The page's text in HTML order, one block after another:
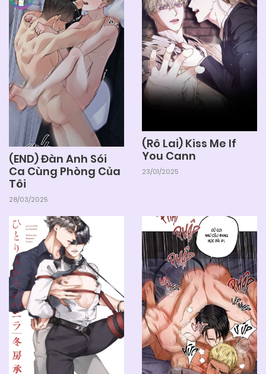
(END) Đàn Anh Sói
Ca Cùng Phòng Của
Tôi
28/03/2025
(Rô Lai) Kiss Me If
You Cann
23/01/2025